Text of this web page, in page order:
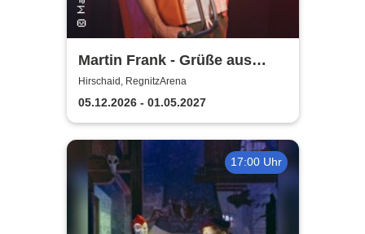
Martin Frank - Grüße aus
Allegro Süd
Hirschaid, RegnitzArena
05.12.2026 - 01.05.2027
17:00 Uhr